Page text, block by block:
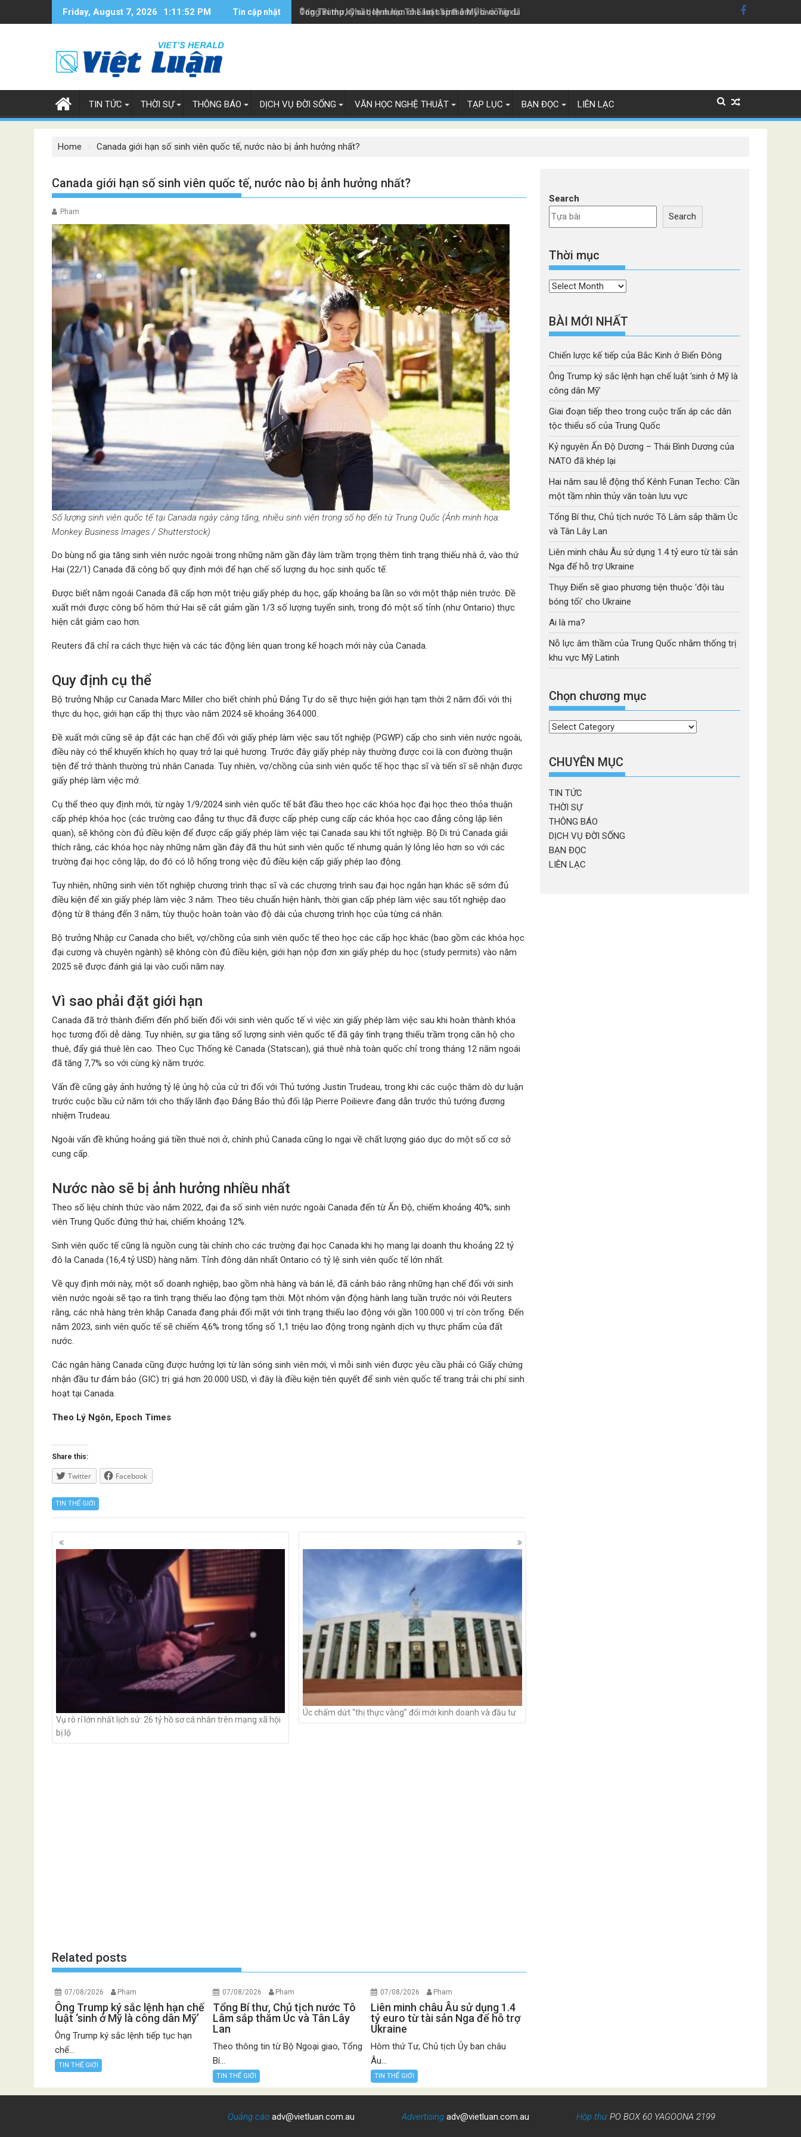
Friday, August 7, 2026 1:11:54 PM Tin cập nhật Ông Trump ký sắc lệnh hạn chế luật 'sinh ở Mỹ là công dân Mỹ'
Tổng Bí thư, Chủ tịch nước Tô Lâm sắp thăm Úc và Tân Lây Lan
TIN TỨC THỜI SỰ THÔNG BÁO DỊCH VỤ ĐỜI SỐNG VĂN HỌC NGHỆ THUẬT TẠP LỤC BẠN ĐỌC LIÊN LẠC
Home Canada giới hạn số sinh viên quốc tế, nước nào bị ảnh hưởng nhất?
Canada giới hạn số sinh viên quốc tế, nước nào bị ảnh hưởng nhất?
Pham
Số lượng sinh viên quốc tế tại Canada ngày càng tăng, nhiều sinh viên trong số họ đến từ Trung Quốc (Ảnh minh họa:
Monkey Business Images / Shutterstock)
Do bùng nổ gia tăng sinh viên nước ngoài trong những năm gần đây làm trầm trọng thêm tình trạng thiếu nhà ở, vào thứ
Hai (22/1) Canada đã công bố quy định mới để hạn chế số lượng du học sinh quốc tế.
Được biết năm ngoái Canada đã cấp hơn một triệu giấy phép du học, gấp khoảng ba lần so với một thập niên trước. Đề
xuất mới được công bố hôm thứ Hai sẽ cắt giảm gần 1/3 số lượng tuyển sinh, trong đó một số tỉnh (như Ontario) thực
hiện cắt giảm cao hơn.
Reuters đã chỉ ra cách thực hiện và các tác động liên quan trong kế hoạch mới này của Canada.
Quy định cụ thể
Bộ trưởng Nhập cư Canada Marc Miller cho biết chính phủ Đảng Tự do sẽ thực hiện giới hạn tạm thời 2 năm đối với thị
thực du học, giới hạn cấp thị thực vào năm 2024 sẽ khoảng 364.000.
Đề xuất mới cũng sẽ áp đặt các hạn chế đối với giấy phép làm việc sau tốt nghiệp (PGWP) cấp cho sinh viên nước ngoài,
điều này có thể khuyến khích họ quay trở lại quê hương. Trước đây giấy phép này thường được coi là con đường thuận
tiện để trở thành thường trú nhân Canada. Tuy nhiên, vợ/chồng của sinh viên quốc tế học thạc sĩ và tiến sĩ sẽ nhận được
giấy phép làm việc mở.
Cụ thể theo quy định mới, từ ngày 1/9/2024 sinh viên quốc tế bắt đầu theo học các khóa học đại học theo thỏa thuận
cấp phép khóa học (các trường cao đẳng tư thục đã được cấp phép cung cấp các khóa học cao đẳng công lập liên
quan), sẽ không còn đủ điều kiện để được cấp giấy phép làm việc tại Canada sau khi tốt nghiệp. Bộ Di trú Canada giải
thích rằng, các khóa học này những năm gần đây đã thu hút sinh viên quốc tế nhưng quản lý lỏng lẻo hơn so với các
trường đại học công lập, do đó có lỗ hổng trong việc đủ điều kiện cấp giấy phép lao động.
Tuy nhiên, những sinh viên tốt nghiệp chương trình thạc sĩ và các chương trình sau đại học ngắn hạn khác sẽ sớm đủ
điều kiện để xin giấy phép làm việc 3 năm. Theo tiêu chuẩn hiện hành, thời gian cấp phép làm việc sau tốt nghiệp dao
động từ 8 tháng đến 3 năm, tùy thuộc hoàn toàn vào độ dài của chương trình học của từng cá nhân.
Bộ trưởng Nhập cư Canada cho biết, vợ/chồng của sinh viên quốc tế theo học các cấp học khác (bao gồm các khóa học
đại cương và chuyên ngành) sẽ không còn đủ điều kiện, giới hạn nộp đơn xin giấy phép du học (study permits) vào năm
2025 sẽ được đánh giá lại vào cuối năm nay.
Vì sao phải đặt giới hạn
Canada đã trở thành điểm đến phổ biến đối với sinh viên quốc tế vì việc xin giấy phép làm việc sau khi hoàn thành khóa
học tương đối dễ dàng. Tuy nhiên, sự gia tăng số lượng sinh viên quốc tế đã gây tình trạng thiếu trầm trọng căn hộ cho
thuê, đẩy giá thuê lên cao. Theo Cục Thống kê Canada (Statscan), giá thuê nhà toàn quốc chỉ trong tháng 12 năm ngoái
đã tăng 7,7% so với cùng kỳ năm trước.
Vấn đề cũng gây ảnh hưởng tỷ lệ ủng hộ của cử tri đối với Thủ tướng Justin Trudeau, trong khi các cuộc thăm dò dư luận
trước cuộc bầu cử năm tới cho thấy lãnh đạo Đảng Bảo thủ đối lập Pierre Poilievre đang dẫn trước thủ tướng đương
nhiệm Trudeau.
Ngoài vấn đề khủng hoảng giá tiền thuê nơi ở, chính phủ Canada cũng lo ngại về chất lượng giáo dục do một số cơ sở
cung cấp.
Nước nào sẽ bị ảnh hưởng nhiều nhất
Theo số liệu chính thức vào năm 2022, đại đa số sinh viên nước ngoài Canada đến từ Ấn Độ, chiếm khoảng 40%; sinh
viên Trung Quốc đứng thứ hai, chiếm khoảng 12%.
Sinh viên quốc tế cũng là nguồn cung tài chính cho các trường đại học Canada khi họ mang lại doanh thu khoảng 22 tỷ
đô la Canada (16,4 tỷ USD) hàng năm. Tỉnh đông dân nhất Ontario có tỷ lệ sinh viên quốc tế lớn nhất.
Về quy định mới này, một số doanh nghiệp, bao gồm nhà hàng và bán lẻ, đã cảnh báo rằng những hạn chế đối với sinh
viên nước ngoài sẽ tạo ra tình trạng thiếu lao động tạm thời. Một nhóm vận động hành lang tuần trước nói với Reuters
rằng, các nhà hàng trên khắp Canada đang phải đối mặt với tình trạng thiếu lao động với gần 100.000 vị trí còn trống. Đến
năm 2023, sinh viên quốc tế sẽ chiếm 4,6% trong tổng số 1,1 triệu lao động trong ngành dịch vụ thực phẩm của đất
nước.
Các ngân hàng Canada cũng được hưởng lợi từ làn sóng sinh viên mới, vì mỗi sinh viên được yêu cầu phải có Giấy chứng
nhận đầu tư đảm bảo (GIC) trị giá hơn 20.000 USD, vì đây là điều kiện tiên quyết để sinh viên quốc tế trang trải chi phí sinh
hoạt tại Canada.
Theo Lý Ngôn, Epoch Times
Share this:
Twitter Facebook
TIN THẾ GIỚI
Posts
navigation
Vụ rò rỉ lớn nhất lịch sử: 26 tỷ hồ sơ cá nhân trên mạng xã hội
bị lộ
Úc chấm dứt “thị thực vàng” đổi mới kinh doanh và đầu tư
Related posts
07/08/2026 Pham
Ông Trump ký sắc lệnh hạn chế
luật ‘sinh ở Mỹ là công dân Mỹ’
Ông Trump ký sắc lệnh tiếp tục hạn
chế...
TIN THẾ GIỚI
07/08/2026 Pham
Tổng Bí thư, Chủ tịch nước Tô
Lâm sắp thăm Úc và Tân Lây
Lan
Theo thông tin từ Bộ Ngoại giao, Tổng
Bí...
TIN THẾ GIỚI
07/08/2026 Pham
Liên minh châu Âu sử dụng 1.4
tỷ euro từ tài sản Nga để hỗ trợ
Ukraine
Hôm thứ Tư, Chủ tịch Ủy ban châu
Âu...
TIN THẾ GIỚI
Search
Search
Thời mục
Thời
BÀI MỚI NHẤT
Chiến lược kế tiếp của Bắc Kinh ở Biển Đông
Ông Trump ký sắc lệnh hạn chế luật ‘sinh ở Mỹ là
công dân Mỹ’
Giai đoạn tiếp theo trong cuộc trấn áp các dân
tộc thiểu số của Trung Quốc
Kỷ nguyên Ấn Độ Dương – Thái Bình Dương của
NATO đã khép lại
Hai năm sau lễ động thổ Kênh Funan Techo: Cần
một tầm nhìn thủy văn toàn lưu vực
Tổng Bí thư, Chủ tịch nước Tô Lâm sắp thăm Úc
và Tân Lây Lan
Liên minh châu Âu sử dụng 1.4 tỷ euro từ tài sản
Nga để hỗ trợ Ukraine
Thụy Điển sẽ giao phương tiện thuộc ‘đội tàu
bóng tối’ cho Ukraine
Ai là ma?
Nỗ lực âm thầm của Trung Quốc nhằm thống trị
khu vực Mỹ Latinh
Chọn chương mục
Chọn
mục
CHUYÊN MỤC
TIN TỨC
THỜI SỰ
THÔNG BÁO
DỊCH VỤ ĐỜI SỐNG
BẠN ĐỌC
LIÊN LẠC
Quảng cáoadv@vietluan.com.au Advertising adv@vietluan.com.au Hộp thưPO BOX 60 YAGOONA 2199